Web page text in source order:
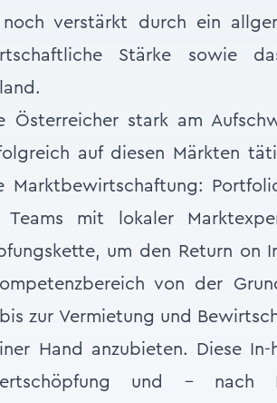
verstärkt durch ein
Stärke sowie
Österreicher stark am
auf diesen Märkten
Marktbewirtschaftung:
Teams mit lokaler
um den Return on
von der
zur Vermietung und
Hand anzubieten. Diese In-
und – nach